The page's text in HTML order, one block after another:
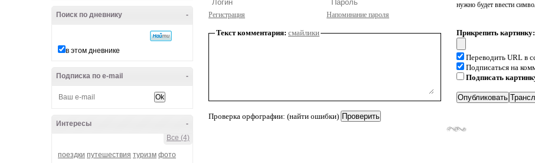
-
Поиск по дневнику
в этом дневнике
-
Подписка по e-mail
-
Интересы
Все (4)
поездки путешествия туризм фото
Регистрация Напоминание пароля
нужно будет ввести
Текст комментария: смайлики
Проверка орфографии: (найти ошибки)
Прикрепить картинку:
Переводить URL в
Подписаться на
Подписать